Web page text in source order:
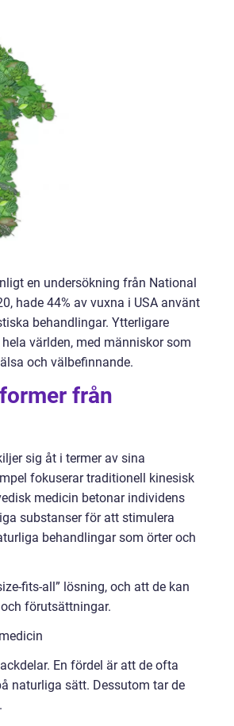
en undersökning från National
hade 44% av vuxna i USA använt
behandlingar. Ytterligare
världen, med människor som
och välbefinnande.
från
sig åt i termer av sina
fokuserar traditionell kinesisk
medicin betonar individens
substanser för att stimulera
behandlingar som örter och
fits-all” lösning, och att de kan
förutsättningar.
En fördel är att de ofta
naturliga sätt. Dessutom tar de